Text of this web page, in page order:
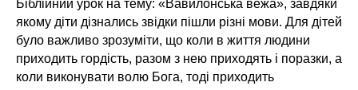
Біблійний урок на тему: «Вавилонська вежа», завдяки
якому діти дізнались звідки пішли різні мови. Для дітей
було важливо зрозуміти, що коли в життя людини
приходить гордість, разом з нею приходять і поразки, а
коли виконувати волю Бога, тоді приходить